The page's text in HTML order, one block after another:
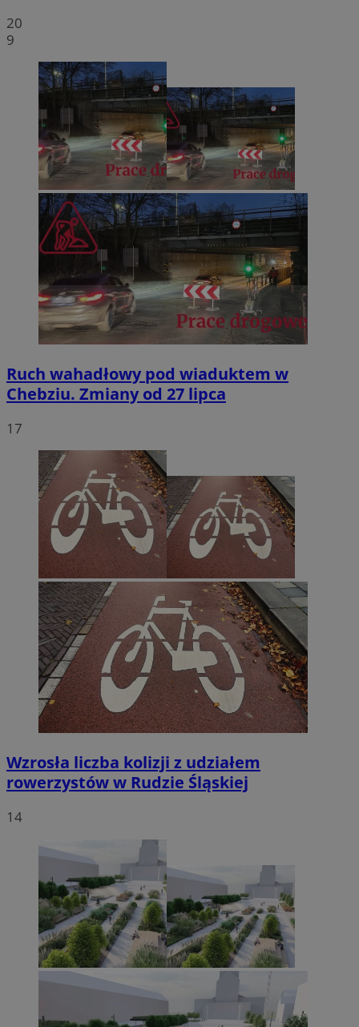
20
9
Ruch wahadłowy pod wiaduktem w
Chebziu. Zmiany od 27 lipca
17
Wzrosła liczba kolizji z udziałem
rowerzystów w Rudzie Śląskiej
14